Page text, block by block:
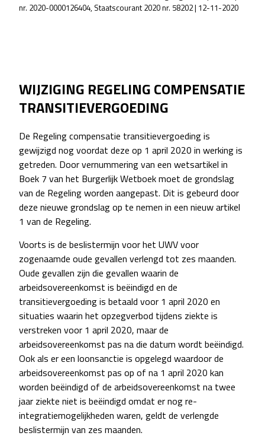
nr. 2020-0000126404, Staatscourant 2020 nr. 58202 | 12-11-2020
WIJZIGING REGELING COMPENSATIE
TRANSITIEVERGOEDING
De Regeling compensatie transitievergoeding is
gewijzigd nog voordat deze op 1 april 2020 in werking is
getreden. Door vernummering van een wetsartikel in
Boek 7 van het Burgerlijk Wetboek moet de grondslag
van de Regeling worden aangepast. Dit is gebeurd door
deze nieuwe grondslag op te nemen in een nieuw artikel
1 van de Regeling.
Voorts is de beslistermijn voor het UWV voor
zogenaamde oude gevallen verlengd tot zes maanden.
Oude gevallen zijn die gevallen waarin de
arbeidsovereenkomst is beëindigd en de
transitievergoeding is betaald voor 1 april 2020 en
situaties waarin het opzegverbod tijdens ziekte is
verstreken voor 1 april 2020, maar de
arbeidsovereenkomst pas na die datum wordt beëindigd.
Ook als er een loonsanctie is opgelegd waardoor de
arbeidsovereenkomst pas op of na 1 april 2020 kan
worden beëindigd of de arbeidsovereenkomst na twee
jaar ziekte niet is beëindigd omdat er nog re-
integratiemogelijkheden waren, geldt de verlengde
beslistermijn van zes maanden.